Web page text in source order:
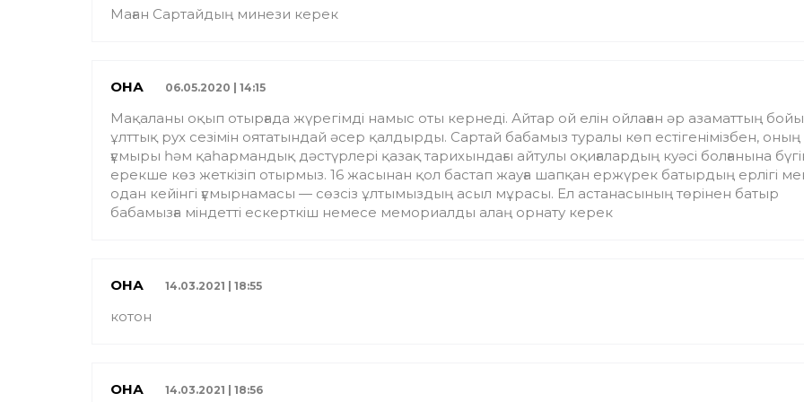
Маған Сартайдың минези керек
ҚОНАҚ 06.05.2020 | 14:15
Мақаланы оқып отырғада жүрегімді намыс оты кернеді. Айтар ой елін ойлаған әр азаматтың
ұлттық рух сезімін оятатындай әсер қалдырды. Сартай бабамыз туралы көп естігенімізбен, оның
ғұмыры һәм қаһармандық дәстүрлері қазақ тарихындағы айтулы оқиғалардың куәсі болғанына
ерекше көз жеткізіп отырмыз. 16 жасынан қол бастап жауға шапқан ержүрек батырдың ерлігі
одан кейінгі ғұмырнамасы — сөзсіз ұлтымыздың асыл мұрасы. Ел астанасының төрінен батыр
бабамызға міндетті ескерткіш немесе мемориалды алаң орнату керек
ҚОНАҚ 14.03.2021 | 18:55
котон
ҚОНАҚ 14.03.2021 | 18:56